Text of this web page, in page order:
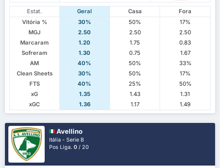
Estat. Geral Casa
Fora
Vitória %
30% 50%
17%
MGJ
2.50 2.50
2.50
Marcaram
1.20 1.75
0.83
Sofreram
1.30 0.75
1.67
AM
40% 50%
33%
Clean Sheets
30% 50%
17%
FTS
40% 25%
50%
xG
1.35 1.43
1.31
xGC
1.36 1.17 1.49
Avellino
Itália - Serie B
Pos Liga.0 / 20